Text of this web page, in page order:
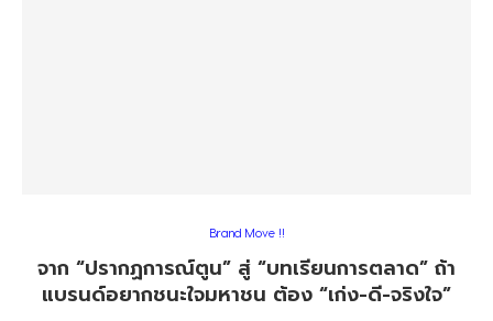
Brand Move !!
จาก “ปรากฏการณ์ตูน” สู่ “บทเรียนการตลาด” ถ้า
แบรนด์อยากชนะใจมหาชน ต้อง “เก่ง-ดี-จริงใจ”